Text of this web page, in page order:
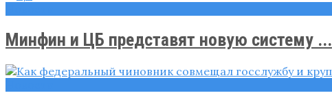
Минфин и ЦБ представят новую систему ...